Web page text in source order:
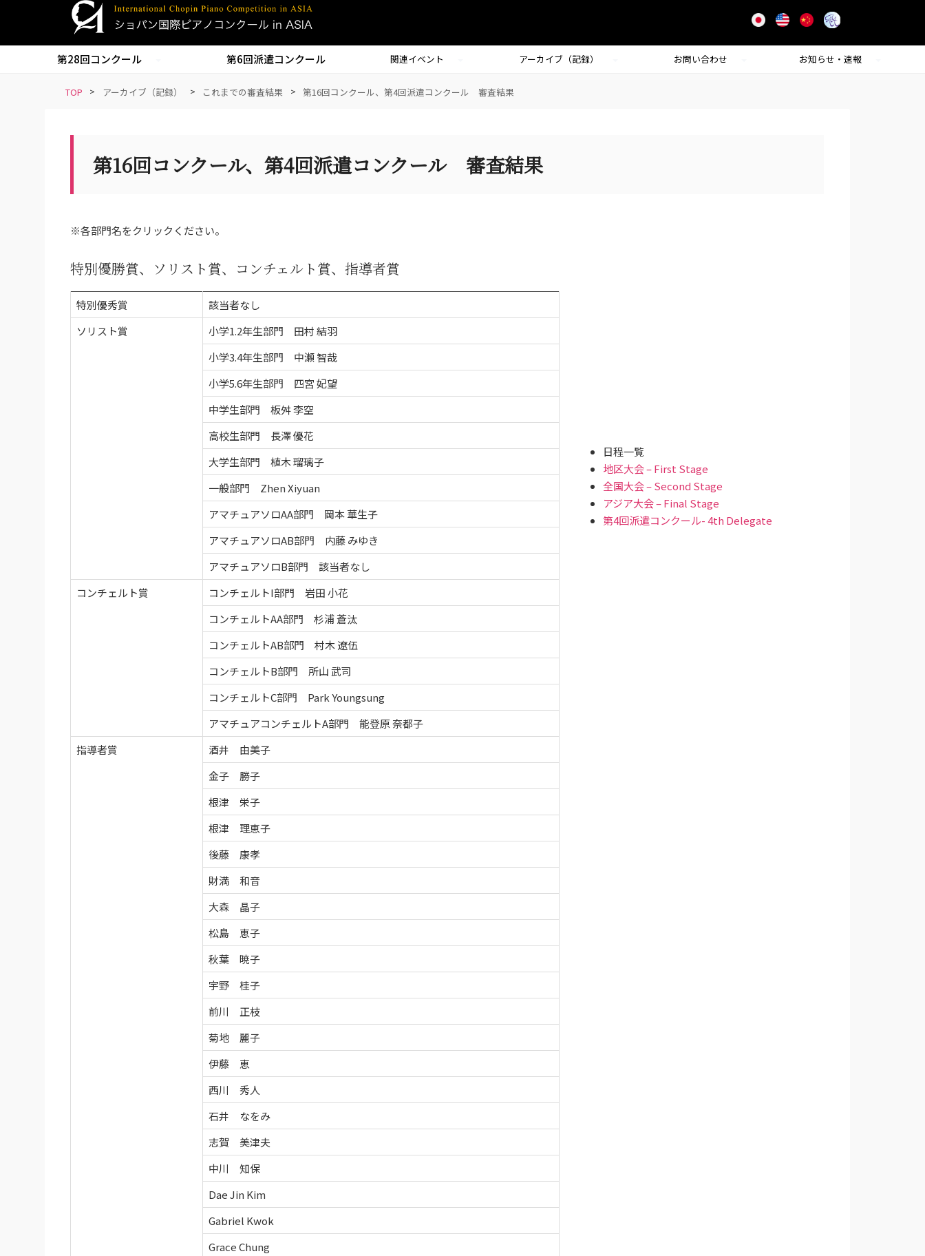
i
第28回コンクール 第6回派遣コンクール 関連イベント アーカイブ（記録） お問い合わせ お知らせ・速報
TOP > アーカイブ（記録） > これまでの審査結果 > 第16回コンクール、第4回派遣コンクール 審査結果
第16回コンクール、第4回派遣コンクール 審査結果
日程一覧
地区大会 – First Stage
全国大会 – Second Stage
アジア大会 – Final Stage
第4回派遣コンクール- 4th Delegate
※各部門名をクリックください。
特別優勝賞、ソリスト賞、コンチェルト賞、指導者賞
特別優秀賞
該当者なし
ソリスト賞
小学1.2年生部門 田村 結羽
小学3.4年生部門 中瀬 智哉
小学5.6年生部門 四宮 妃望
中学生部門 板舛 李空
高校生部門 長澤 優花
大学生部門 植木 瑠璃子
一般部門 Zhen Xiyuan
アマチュアソロAA部門 岡本 華生子
アマチュアソロAB部門 内藤 みゆき
アマチュアソロB部門 該当者なし
コンチェルト賞
コンチェルトI部門 岩田 小花
コンチェルトAA部門 杉浦 蒼汰
コンチェルトAB部門 村木 遼伍
コンチェルトB部門 所山 武司
コンチェルトC部門 Park Youngsung
アマチュアコンチェルトA部門 能登原 奈都子
指導者賞
酒井 由美子
金子 勝子
根津 栄子
根津 理恵子
後藤 康孝
財満 和音
大森 晶子
松島 恵子
秋葉 暁子
宇野 桂子
前川 正枝
菊地 麗子
伊藤 恵
西川 秀人
石井 なをみ
志賀 美津夫
中川 知保
Dae Jin Kim
Gabriel Kwok
Grace Chung